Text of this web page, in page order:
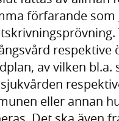
förfarande som
respektive
av vilken
eller annan